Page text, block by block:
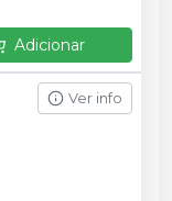
Adicionar
Ver info